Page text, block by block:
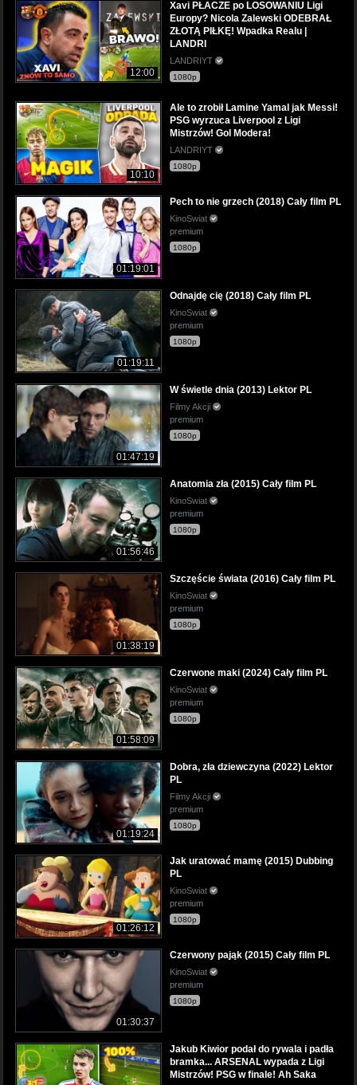
12:00
Xavi PŁACZE po LOSOWANIU Ligi
Europy? Nicola Zalewski ODEBRAŁ
ZŁOTĄ PIŁKĘ! Wpadka Realu |
LANDRI
LANDRIYT
1080p
10:10
Ale to zrobił Lamine Yamal jak Messi!
PSG wyrzuca Liverpool z Ligi
Mistrzów! Gol Modera!
LANDRIYT
1080p
01:19:01
Pech to nie grzech (2018) Cały film PL
KinoSwiat
premium
1080p
01:19:11
Odnajdę cię (2018) Cały film PL
KinoSwiat
premium
1080p
01:47:19
W świetle dnia (2013) Lektor PL
Filmy Akcji
premium
1080p
01:56:46
Anatomia zła (2015) Cały film PL
KinoSwiat
premium
1080p
01:38:19
Szczęście świata (2016) Cały film PL
KinoSwiat
premium
1080p
01:58:09
Czerwone maki (2024) Cały film PL
KinoSwiat
premium
1080p
01:19:24
Dobra, zła dziewczyna (2022) Lektor
PL
Filmy Akcji
premium
1080p
01:26:12
Jak uratować mamę (2015) Dubbing
PL
KinoSwiat
premium
1080p
01:30:37
Czerwony pająk (2015) Cały film PL
KinoSwiat
premium
1080p
Jakub Kiwior podał do rywala i padła
bramka... ARSENAL wypada z Ligi
Mistrzów! PSG w finale! Ah Saka